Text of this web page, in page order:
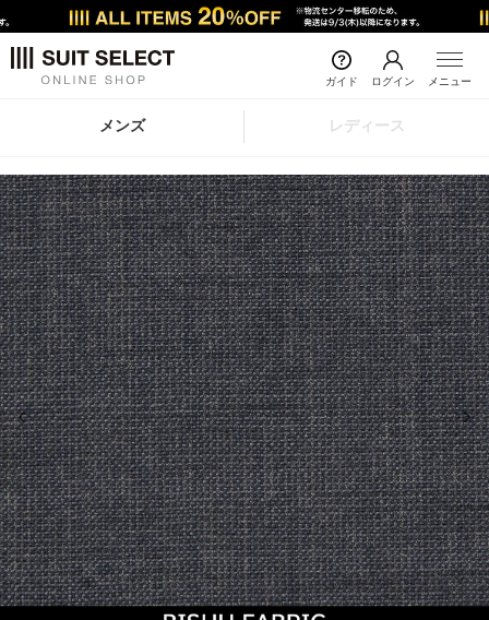
ガイド ログイン メニュー
メンズ レディース
前の画像 次